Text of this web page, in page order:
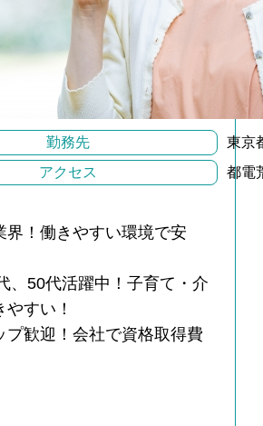
勤務先
東京
アクセス
都電
界！働きやすい環境で安
、50代活躍中！子育て・介
すい！
プ歓迎！会社で資格取得費